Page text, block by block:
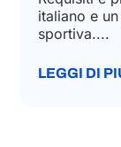
italiano e
sportiva....
LEGGI DI